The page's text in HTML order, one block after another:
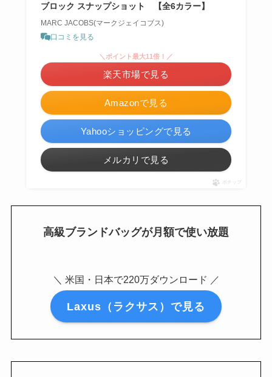
ブロック スナップショット 【全6カラー】
MARC JACOBS(マークジェイコブス)
口コミを見る
Amazonで見る
＼ポイント最大11倍！／
楽天市場で見る
Yahooショッピングで見る
メルカリで見る
ポチップ
高級ブランドバッグが月額で使い放題
＼ 米国・日本で220万ダウンロード ／
Laxus（ラクサス）で見る